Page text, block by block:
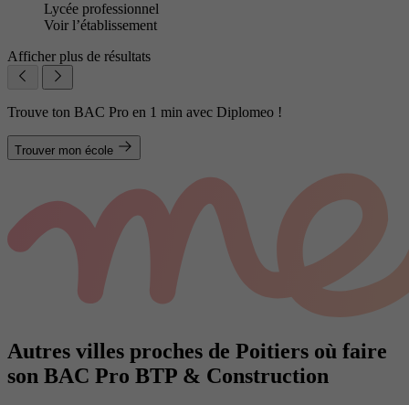
Lycée professionnel
Voir l’établissement
Afficher plus de résultats
Trouve ton BAC Pro en 1 min avec Diplomeo !
Trouver mon école
Autres villes proches de Poitiers où faire
son BAC Pro BTP & Construction